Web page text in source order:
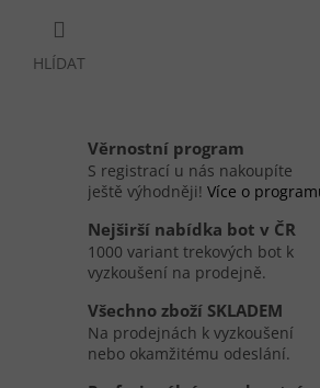
HLÍDAT
Věrnostní program
S registrací u nás nakoupíte
ještě výhodněji! Více o
Nejširší nabídka bot v ČR
1000 variant trekových bot k
vyzkoušení na prodejně.
Všechno zboží SKLADEM
Na prodejnách k vyzkoušení
nebo okamžitému odeslání.